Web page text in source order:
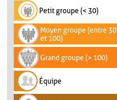
Petit groupe (< 30)
Moyen groupe (entre 30
et 100)
Grand groupe (> 100)
Équipe